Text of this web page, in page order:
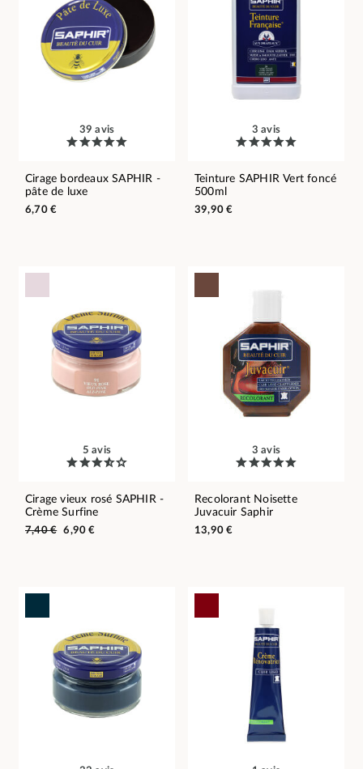
39 avis
Cirage bordeaux SAPHIR -
pâte de luxe
6,70 €
3 avis
Teinture SAPHIR Vert foncé
500ml
39,90 €
5 avis
Cirage vieux rosé SAPHIR -
Crème Surfine
7,40 € 6,90 €
3 avis
Recolorant Noisette
Juvacuir Saphir
13,90 €